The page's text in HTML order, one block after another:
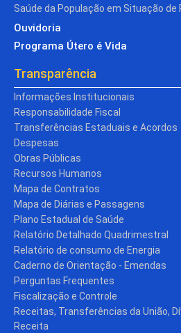
Saúde da População em Situação de
Ouvidoria
Programa Útero é Vida
Transparência
Informações Institucionais
Responsabilidade Fiscal
Transferências Estaduais e Acordos
Despesas
Obras Públicas
Recursos Humanos
Mapa de Contratos
Mapa de Diárias e Passagens
Plano Estadual de Saúde
Relatório Detalhado Quadrimestral
Relatório de consumo de Energia
Caderno de Orientação - Emendas
Perguntas Frequentes
Fiscalização e Controle
Receitas, Transferências da União,
Receita